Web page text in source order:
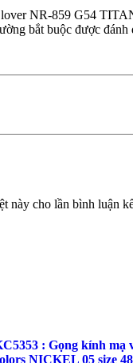
NR-859 G54
bắt buộc được đánh
này cho lần bình luận
: Gọng kính mạ
NICKEL 05 size